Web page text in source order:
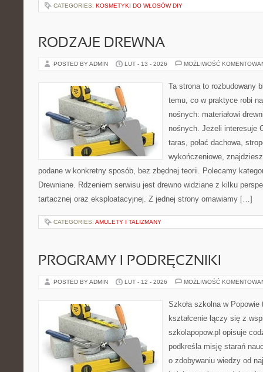
CATEGORIES: KOSMETYKI DO WŁOSÓW DIY
RODZAJE DREWNA
POSTED BY ADMIN LUT - 13 - 2026 MOŻLIWOŚĆ
Ta strona to rozbudowany
temu, co w praktyce robi
nośnych: materiałowi
nośnych. Jeżeli interesuje
taras, połać dachowa,
wykończeniowe,
podane w konkretny sposób, bez zbędnej teorii. Polecamy
Drewniane. Rdzeniem serwisu jest drewno widziane z kilku
tartacznej oraz eksploatacyjnej. Z jednej strony omawiamy […]
CATEGORIES: AMULETY I TALIZMANY
PROGRAMY I PODRĘCZNIKI
POSTED BY ADMIN LUT - 12 - 2026 MOŻLIWOŚĆ
Szkoła szkolna w
kształcenie łączy się z
szkolapopow.pl opisuje
podkreśla misję starań
o zdobywaniu wiedzy od